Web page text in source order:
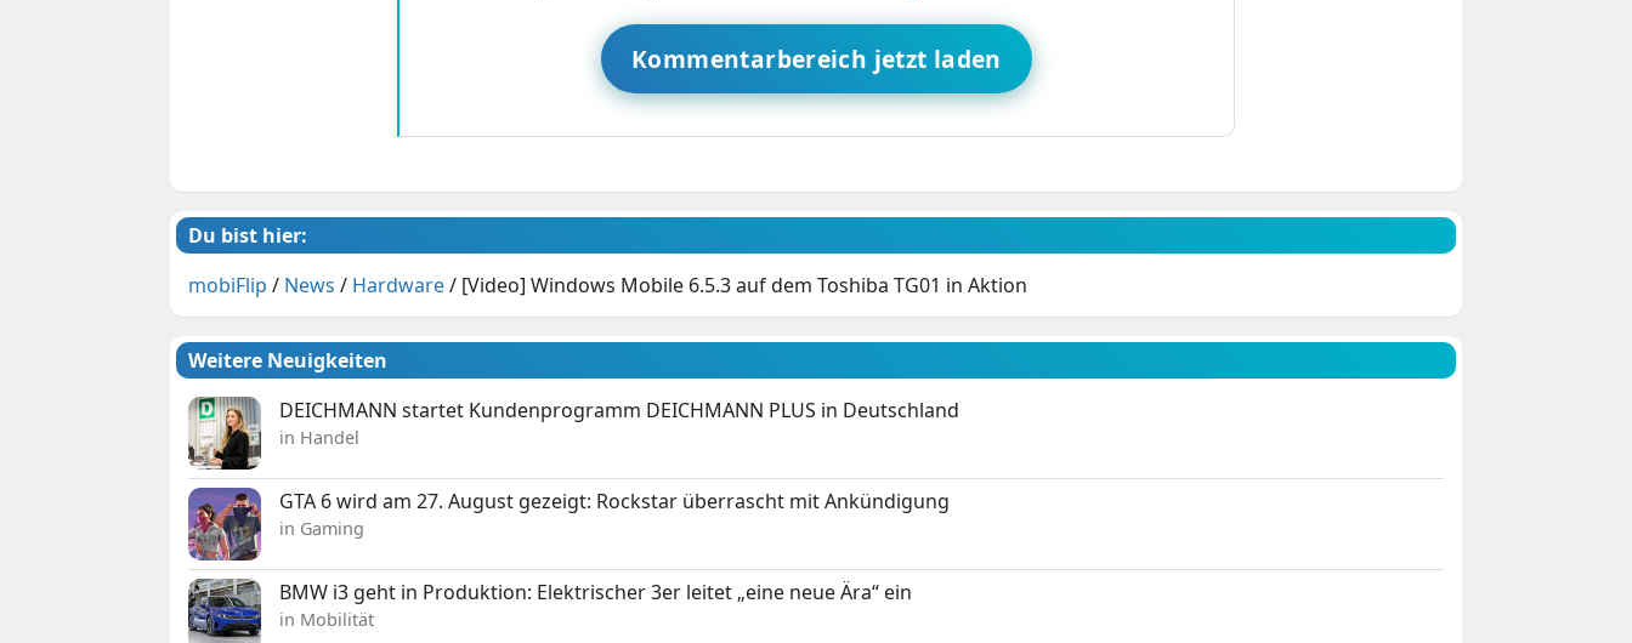
Kommentarbereich jetzt laden
Du bist hier:
mobiFlip / News / Hardware/ [Video] Windows Mobile 6.5.3 auf dem Toshiba TG01 in Aktion
Weitere Neuigkeiten
DEICHMANN startet Kundenprogramm DEICHMANN PLUS in Deutschland
in Handel
GTA 6 wird am 27. August gezeigt: Rockstar überrascht mit Ankündigung
in Gaming
BMW i3 geht in Produktion: Elektrischer 3er leitet „eine neue Ära“ ein
in Mobilität